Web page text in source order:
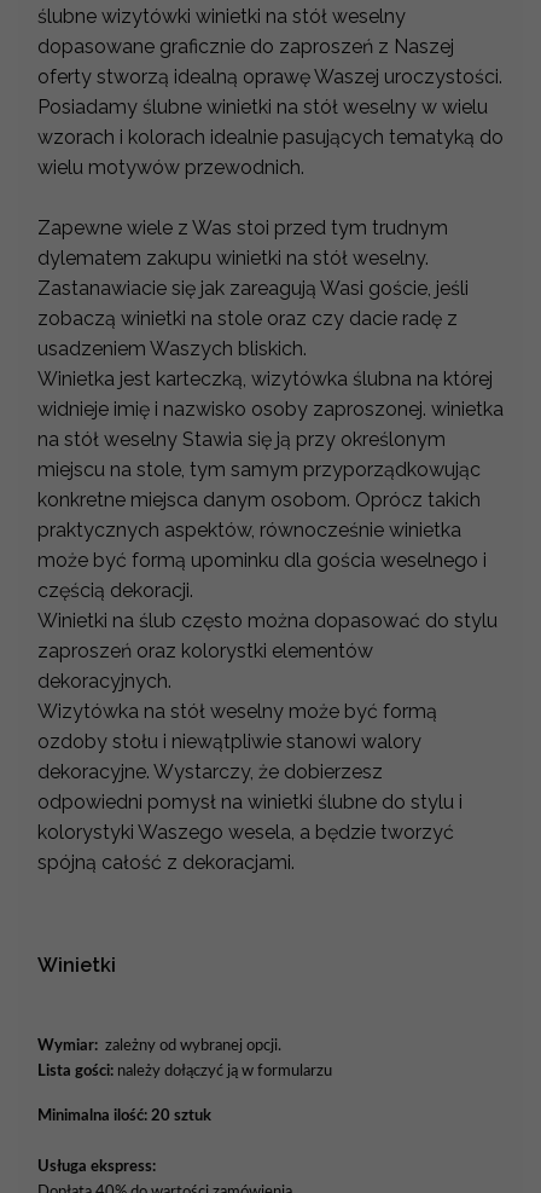
ślubne wizytówki winietki na stół weselny
dopasowane graficznie do zaproszeń z Naszej
oferty stworzą idealną oprawę Waszej uroczystości.
Posiadamy ślubne winietki na stół weselny w wielu
wzorach i kolorach idealnie pasujących tematyką do
wielu motywów przewodnich.
Zapewne wiele z Was stoi przed tym trudnym
dylematem zakupu winietki na stół weselny.
Zastanawiacie się jak zareagują Wasi goście, jeśli
zobaczą winietki na stole oraz czy dacie radę z
usadzeniem Waszych bliskich.
Winietka jest karteczką, wizytówka ślubna na której
widnieje imię i nazwisko osoby zaproszonej. winietka
na stół weselny Stawia się ją przy określonym
miejscu na stole, tym samym przyporządkowując
konkretne miejsca danym osobom. Oprócz takich
praktycznych aspektów, równocześnie winietka
może być formą upominku dla gościa weselnego i
częścią dekoracji.
Winietki na ślub często można dopasować do stylu
zaproszeń oraz kolorystki elementów
dekoracyjnych.
Wizytówka na stół weselny może być formą
ozdoby stołu i niewątpliwie stanowi walory
dekoracyjne. Wystarczy, że dobierzesz
odpowiedni pomysł na winietki ślubne do stylu i
kolorystyki Waszego wesela, a będzie tworzyć
spójną całość z dekoracjami.
Winietki
Wymiar: zależny od wybranej opcji.
Lista gości: należy dołączyć ją w formularzu
Minimalna ilość: 20 sztuk
Usługa ekspress: